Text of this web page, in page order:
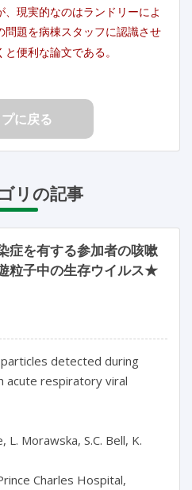
現実的なのはランドリーによ
問題を病棟スタッフに認識させ
便利な論文である。
プに戻る
リの記事
症を有する参加者の咳嗽
粒子中の生存ウイルス★
detected during
acute respiratory viral
L. Morawska, S.C. Bell, K.
Charles Hospital,